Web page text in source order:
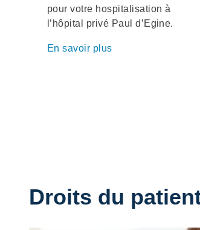
pour votre hospitalisation à
l’hôpital privé Paul d’Egine.
En savoir plus
Droits du